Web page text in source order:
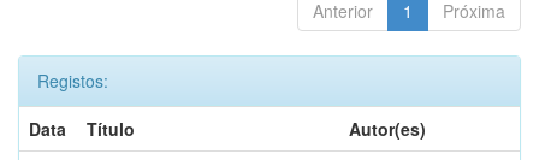
Anterior 1 Próxima
Registos:
Data
Título
Autor(es)